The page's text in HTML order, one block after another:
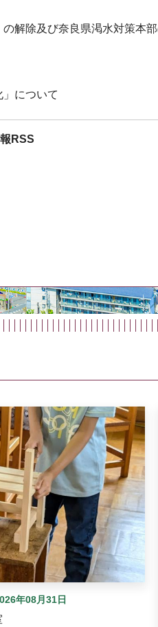
解除及び奈良県渇水対策本
について
RSS
年08月31日